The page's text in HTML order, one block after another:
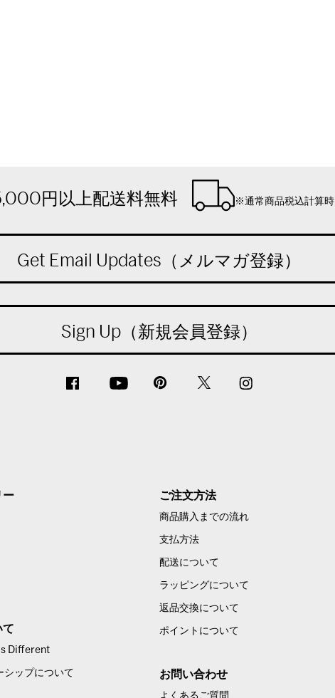
円以上配送料無料 ※通常商品税込計算時
Get Email Updates（メルマガ登録）
Sign Up（新規会員登録）
ー
て
Different
シップについて
ご注文方法
商品購入までの流れ
支払方法
配送について
ラッピングについて
返品交換について
ポイントについて
お問い合わせ
よくあるご質問